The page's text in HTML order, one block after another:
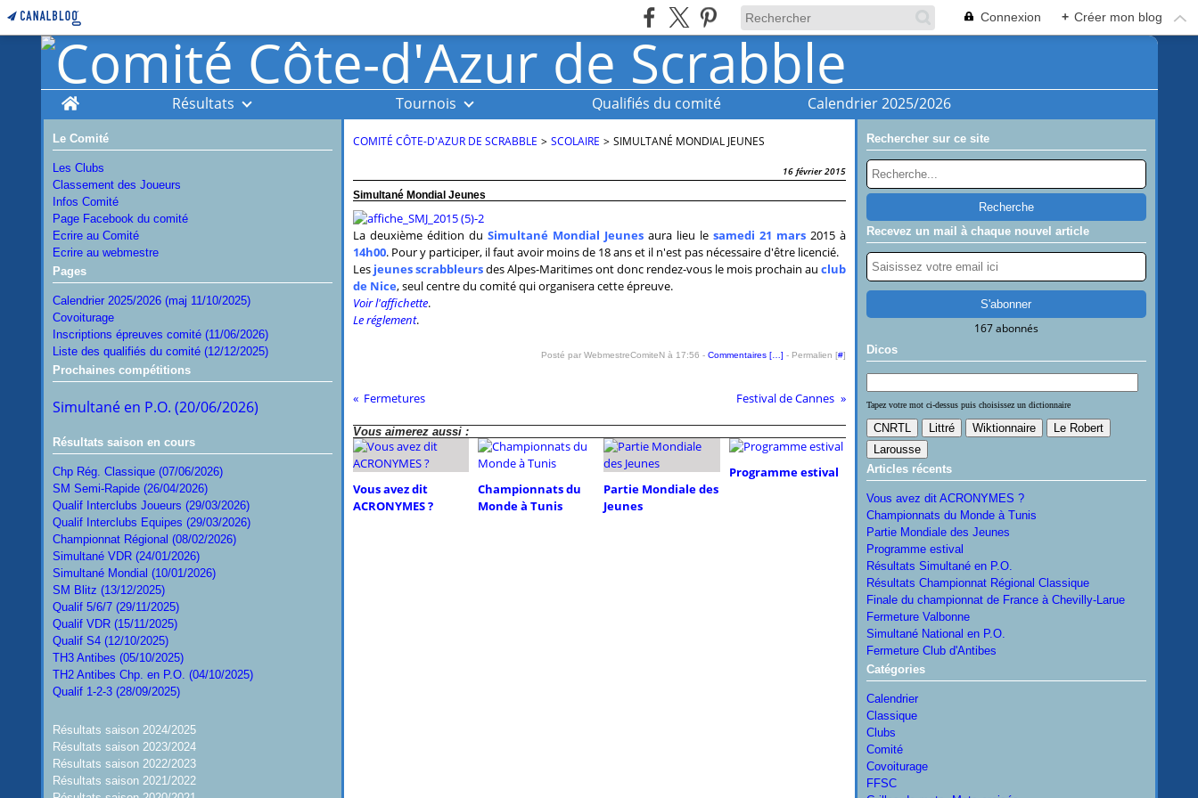
Connexion + Créer mon blog
Home Résultats Tournois Qualifiés du comité Calendrier 2025/2026
Le Comité
Les Clubs
Classement des Joueurs
Infos Comité
Page Facebook du comité
Ecrire au Comité
Ecrire au webmestre
Pages
Calendrier 2025/2026 (maj 11/10/2025)
Covoiturage
Inscriptions épreuves comité (11/06/2026)
Liste des qualifiés du comité (12/12/2025)
Prochaines compétitions
Simultané en P.O. (20/06/2026)
Résultats saison en cours
Chp Rég. Classique (07/06/2026)
SM Semi-Rapide (26/04/2026)
Qualif Interclubs Joueurs (29/03/2026)
Qualif Interclubs Equipes (29/03/2026)
Championnat Régional (08/02/2026)
Simultané VDR (24/01/2026)
Simultané Mondial (10/01/2026)
SM Blitz (13/12/2025)
Qualif 5/6/7 (29/11/2025)
Qualif VDR (15/11/2025)
Qualif S4 (12/10/2025)
TH3 Antibes (05/10/2025)
TH2 Antibes Chp. en P.O. (04/10/2025)
Qualif 1-2-3 (28/09/2025)
Résultats saison 2024/2025
Résultats saison 2023/2024
Résultats saison 2022/2023
Résultats saison 2021/2022
COMITÉ CÔTE-D'AZUR DE SCRABBLE > SCOLAIRE > SIMULTANÉ MONDIAL JEUNES
16 février 2015
Simultané Mondial Jeunes
La deuxième édition du Simultané Mondial Jeunesaura lieu le samedi 21 mars2015 à
14h00. Pour y participer, il faut avoir moins de 18 ans et il n'est pas nécessaire d'être licencié.
Les jeunes scrabbleursdes Alpes-Maritimes ont donc rendez-vous le mois prochain au club
de Nice, seul centre du comité qui organisera cette épreuve.
Voir l'affichette.
Le réglement.
Posté par WebmestreComiteN à 17:56 - Commentaires [… ] - Permalien [#]
Fermetures Festival de Cannes
Vous aimerez aussi :
Vous avez dit
ACRONYMES ?
Championnats du
Monde à Tunis
Partie Mondiale des
Jeunes
Programme estival
Rechercher sur ce site
Recevez un mail à chaque nouvel article
167 abonnés
Dicos
Tapez votre mot ci-dessus puis choisissez un dictionnaire
Articles récents
Vous avez dit ACRONYMES ?
Championnats du Monde à Tunis
Partie Mondiale des Jeunes
Programme estival
Résultats Simultané en P.O.
Résultats Championnat Régional Classique
Finale du championnat de France à Chevilly-Larue
Fermeture Valbonne
Simultané National en P.O.
Fermeture Club d'Antibes
Catégories
Calendrier
Classique
Clubs
Comité
Covoiturage
FFSC